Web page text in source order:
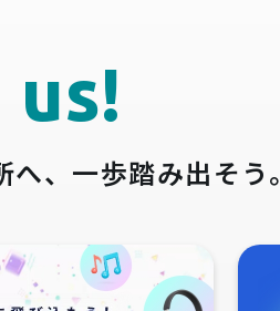
、 一歩踏み出そう。